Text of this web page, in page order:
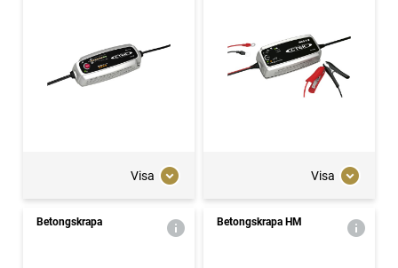
Visa Visa
Betongskrapa Betongskrapa HM